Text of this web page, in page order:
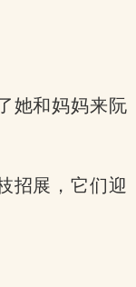
她和妈妈来阮
招展，它们迎